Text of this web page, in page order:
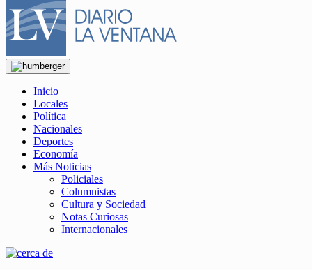
Inicio
Locales
Política
Nacionales
Deportes
Economía
Más Noticias
Policiales
Columnistas
Cultura y Sociedad
Notas Curiosas
Internacionales